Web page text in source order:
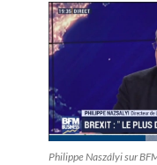
Philippe Naszályi sur